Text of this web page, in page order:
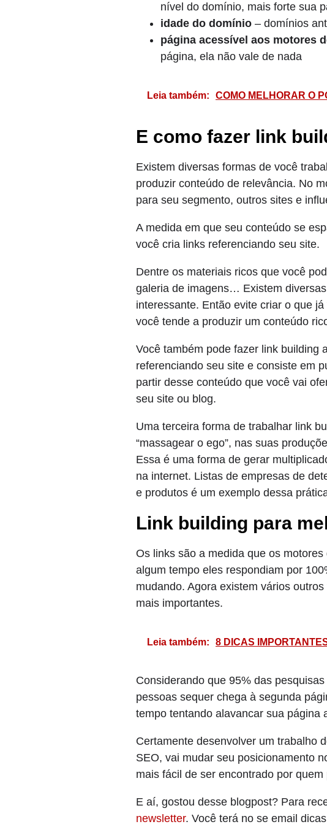
nível do domínio, mais forte sua
idade do domínio – domínios
página acessível aos motores
página, ela não vale de nada
Leia também: COMO MELHORAR O
E como fazer link
Existem diversas formas de você
produzir conteúdo de relevância. No
para seu segmento, outros sites e
A medida em que seu conteúdo se
você cria links referenciando seu site.
Dentre os materiais ricos que você
galeria de imagens… Existem
interessante. Então evite criar o que
você tende a produzir um conteúdo
Você também pode fazer link building
referenciando seu site e consiste em
partir desse conteúdo que você vai
seu site ou blog.
Uma terceira forma de trabalhar link
“massagear o ego”, nas suas
Essa é uma forma de gerar
na internet. Listas de empresas de
e produtos é um exemplo dessa
Link building para
Os links são a medida que os
algum tempo eles respondiam por
mudando. Agora existem vários
mais importantes.
Leia também: 8 DICAS
Considerando que 95% das
pessoas sequer chega à segunda
tempo tentando alavancar sua página
Certamente desenvolver um trabalho
SEO, vai mudar seu posicionamento
mais fácil de ser encontrado por
E aí, gostou desse blogpost? Para
newsletter. Você terá no se email